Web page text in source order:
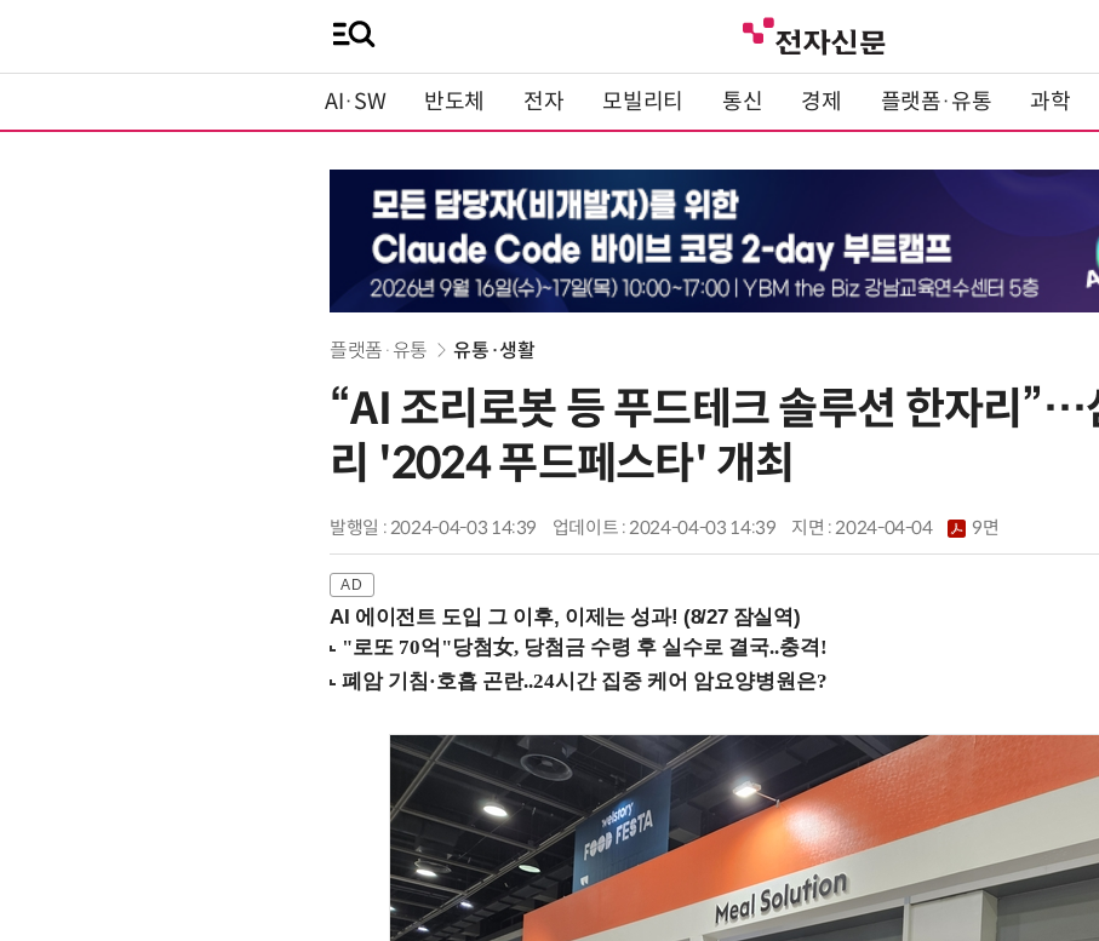
AI·SW 반도체 전자 모빌리티 통신 경제 플랫폼·유통 과학
플랫폼·유통 유통·생활
“AI 조리로봇 등 푸드테크 솔루션 한자리”…
리 '2024 푸드페스타' 개최
발행일 : 2024-04-03 14:39 업데이트 : 2024-04-03 14:39 지면 :2024-04-04 9면
AI 에이전트 도입 그 이후, 이제는 성과! (8/27 잠실역)